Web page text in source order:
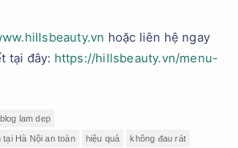
hoặc liên hệ ngay
tại đây: https://hillsbeauty.vn/menu-
blog lam dep
Hà Nội an toàn hiệu quả không đau rát